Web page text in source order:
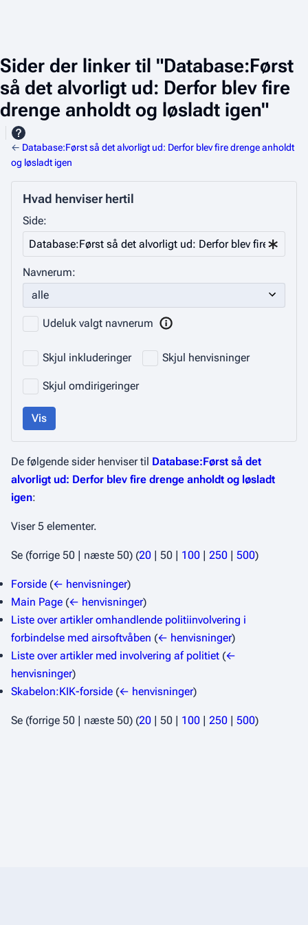
Sider der linker til "Database:Først
så det alvorligt ud: Derfor blev fire
drenge anholdt og løsladt igen"
← Database:Først så det alvorligt ud: Derfor blev fire drenge anholdt
og løsladt igen
Hvad henviser hertil
Side:
Navnerum:
Udeluk valgt navnerum
Skjul inkluderinger Skjul henvisninger
Skjul omdirigeringer
Vis
De følgende sider henviser til Database:Først så det
alvorligt ud: Derfor blev fire drenge anholdt og løsladt
igen:
Viser 5 elementer.
Se (forrige 50 | næste 50) (20 | 50 | 100 | 250 | 500)
Forside (← henvisninger)
Main Page (← henvisninger)
Liste over artikler omhandlende politiinvolvering i
forbindelse med airsoftvåben (← henvisninger)
Liste over artikler med involvering af politiet (←
henvisninger)
Skabelon:KIK-forside (← henvisninger)
Se (forrige 50 | næste 50) (20 | 50 | 100 | 250 | 500)